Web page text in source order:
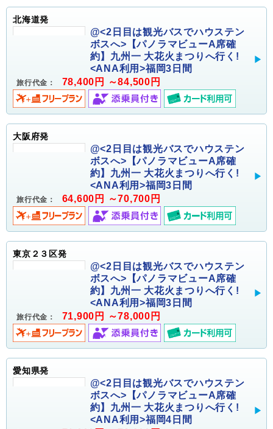
北海道発
@<2日目は観光バスでハウステン
ボスへ>【パノラマビューA席確
約】九州一 大花火まつりへ行く!
<ANA利用>福岡3日間
旅行代金： 78,400円 ～84,500円
大阪府発
@<2日目は観光バスでハウステン
ボスへ>【パノラマビューA席確
約】九州一 大花火まつりへ行く!
<ANA利用>福岡3日間
旅行代金： 64,600円 ～70,700円
東京２３区発
@<2日目は観光バスでハウステン
ボスへ>【パノラマビューA席確
約】九州一 大花火まつりへ行く!
<ANA利用>福岡3日間
旅行代金： 71,900円 ～78,000円
愛知県発
@<2日目は観光バスでハウステン
ボスへ>【パノラマビューA席確
約】九州一 大花火まつりへ行く!
<ANA利用>福岡4日間